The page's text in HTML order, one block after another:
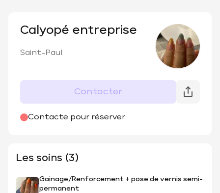
Calyopé entreprise
Saint-Paul
Contacter
Contacte pour réserver
Les soins (3)
Gainage/Renforcement + pose de vernis semi-
permanent